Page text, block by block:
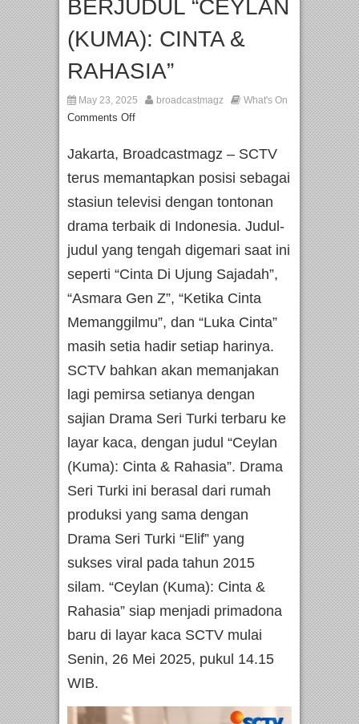
BERJUDUL “CEYLAN
(KUMA): CINTA &
RAHASIA”
May 23, 2025 broadcastmagz What's On
Comments Off
Jakarta, Broadcastmagz – SCTV
terus memantapkan posisi sebagai
stasiun televisi dengan tontonan
drama terbaik di Indonesia. Judul-
judul yang tengah digemari saat ini
seperti “Cinta Di Ujung Sajadah”,
“Asmara Gen Z”, “Ketika Cinta
Memanggilmu”, dan “Luka Cinta”
masih setia hadir setiap harinya.
SCTV bahkan akan memanjakan
lagi pemirsa setianya dengan
sajian Drama Seri Turki terbaru ke
layar kaca, dengan judul “Ceylan
(Kuma): Cinta & Rahasia”. Drama
Seri Turki ini berasal dari rumah
produksi yang sama dengan
Drama Seri Turki “Elif” yang
sukses viral pada tahun 2015
silam. “Ceylan (Kuma): Cinta &
Rahasia” siap menjadi primadona
baru di layar kaca SCTV mulai
Senin, 26 Mei 2025, pukul 14.15
WIB.